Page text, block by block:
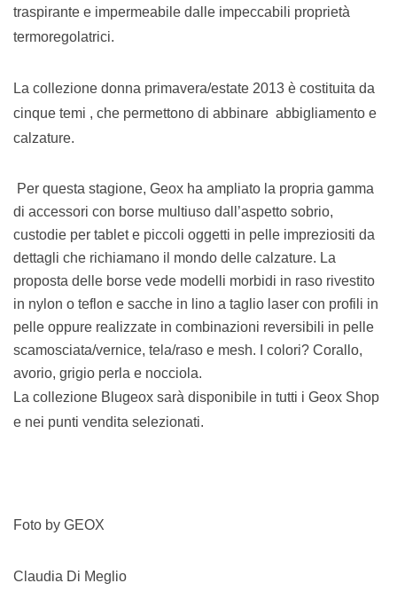
traspirante e impermeabile dalle impeccabili proprietà
termoregolatrici.
La collezione donna primavera/estate 2013 è costituita da
cinque temi , che permettono di abbinare abbigliamento e
calzature.
Per questa stagione, Geox ha ampliato la propria gamma
di accessori con borse multiuso dall’aspetto sobrio,
custodie per tablet e piccoli oggetti in pelle impreziositi da
dettagli che richiamano il mondo delle calzature. La
proposta delle borse vede modelli morbidi in raso rivestito
in nylon o teflon e sacche in lino a taglio laser con profili in
pelle oppure realizzate in combinazioni reversibili in pelle
scamosciata/vernice, tela/raso e mesh. I colori? Corallo,
avorio, grigio perla e nocciola.
La collezione Blugeox sarà disponibile in tutti i Geox Shop
e nei punti vendita selezionati.
Foto by GEOX
Claudia Di Meglio